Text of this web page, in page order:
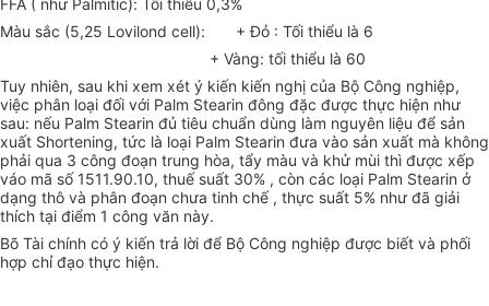
FFA ( như Palmitic): Tối thiểu 0,3%
Màu sắc (5,25 Lovilond cell): + Đỏ : Tối thiểu là 6
+ Vàng: tối thiểu là 60
Tuy nhiên, sau khi xem xét ý kiến kiến nghị của Bộ Công nghiệp,
việc phân loại đối với Palm Stearin đông đặc được thực hiện như
sau: nếu Palm Stearin đủ tiêu chuẩn dùng làm nguyên liệu để sản
xuất Shortening, tức là loại Palm Stearin đưa vào sản xuất mà không
phải qua 3 công đoạn trung hòa, tẩy màu và khử mùi thì được xếp
váo mã số 1511.90.10, thuế suất 30% , còn các loại Palm Stearin ở
dạng thô và phân đoạn chưa tinh chế , thực suất 5% như đã giải
thích tại điểm 1 công văn này.
Bõ Tài chính có ý kiến trả lời để Bộ Công nghiệp được biết và phối
hợp chỉ đạo thực hiện.